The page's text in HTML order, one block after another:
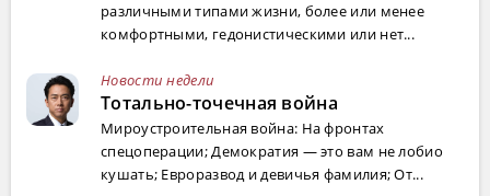
различными типами жизни, более или менее
комфортными, гедонистическими или нет...
Новости недели
Тотально-точечная война
Мироустроительная война: На фронтах
спецоперации; Демократия — это вам не лобио
кушать; Евроразвод и девичья фамилия; От...